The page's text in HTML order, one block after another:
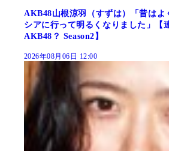
AKB48山根涼羽（すずは）「昔はよ
シアに行って明るくなりました」【
AKB48？ Season2】
2026年08月06日 12:00